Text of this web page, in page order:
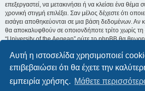
Αυτή η ιστοσελίδα χρησιμοποιεί
επιβεβαιώσει ότι θα έχετε την
εμπειρία χρήσης. Μάθετε
επεξεργαστεί, να μετακινήσει ή να κλείσει ένα
χρονική στιγμή επιλέξει. Σαν μέλος δέχεστε ότι
εισάγει αποθηκεύονται σε μια βάση δεδομένων. Αν
θα αποκαλυφθούν σε οποιονδήποτε τρίτο χωρίς τη
“University of the Aegean” ούτε το phpBB θα
οποιαδήποτε απόπειρα ηλεκτρονικής εισβολής ή
δυνατόν να οδηγήσει σε απώλεια αυτών των
Board Διαγραφή cookies